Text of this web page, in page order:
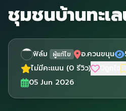
ชุมชนบ้านทะเ
ฟิล์ม ผู้แก้ไข อ.ควนขนุน
ไม่มีคะแนน (0 รีวิว)
05 Jun 2026